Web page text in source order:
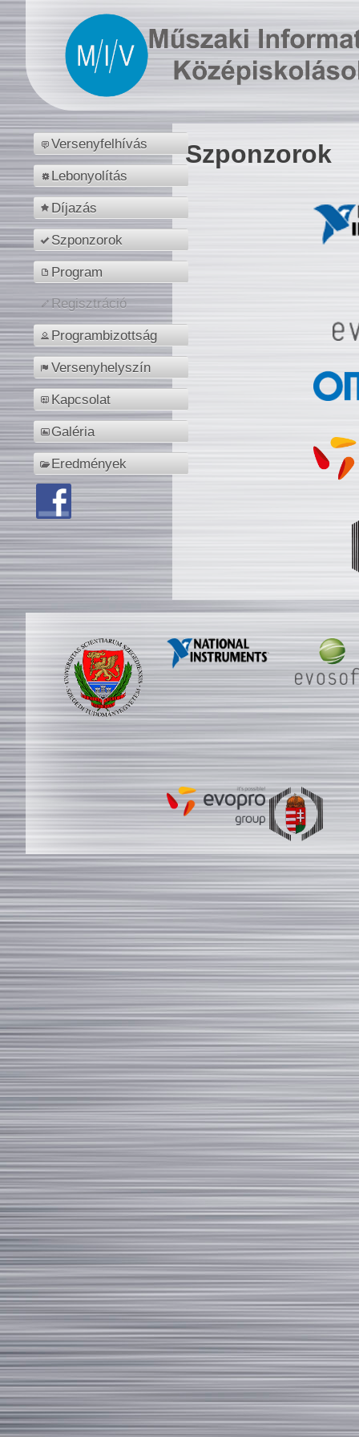
Versenyfelhívás
Lebonyolítás
Díjazás
Szponzorok
Program
Regisztráció
Programbizottság
Versenyhelyszín
Kapcsolat
Galéria
Eredmények
Szponzorok